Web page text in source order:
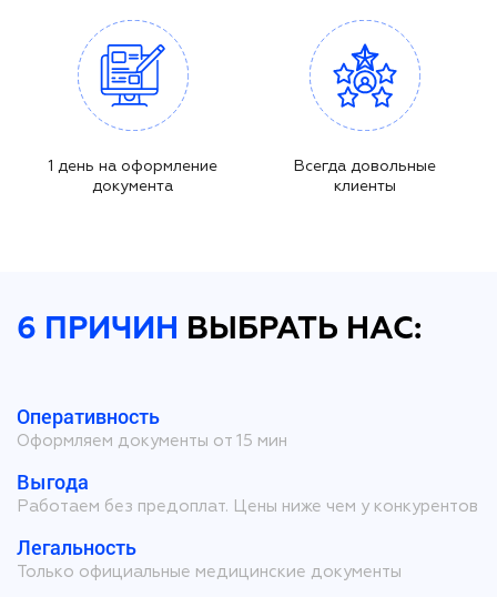
1 день на оформление
документа
Всегда довольные
клиенты
6 ПРИЧИН ВЫБРАТЬ НАС:
Оперативность
Оформляем документы от 15 мин
Выгода
Работаем без предоплат. Цены ниже чем у конкурентов
Легальность
Только официальные медицинские документы